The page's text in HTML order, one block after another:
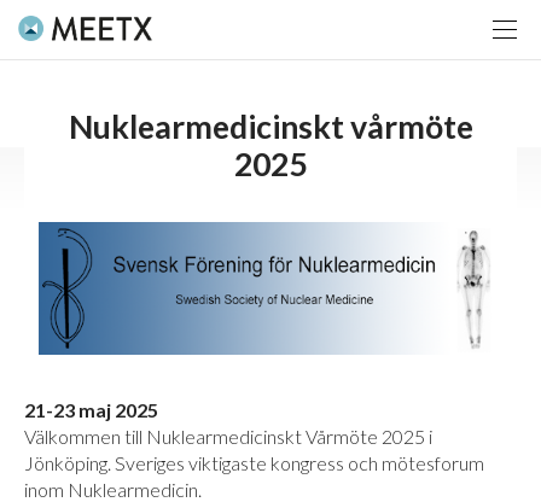
Nuklearmedicinskt vårmöte
2025
21-23 maj 2025
Välkommen till Nuklearmedicinskt Vårmöte 2025 i
Jönköping. Sveriges viktigaste kongress och mötesforum
inom Nuklearmedicin.